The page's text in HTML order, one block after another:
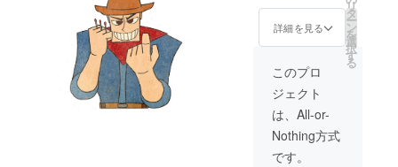
+ 税280
円 + 送
料500 =
3580円
※表記価
格には
送料、
梱包
費、消
費税が
D
RUSH
』150箱
一般販
売価格
2800円
+ 税280
円 =
3080円
× 150個
詳細を見る
リ
タ
ー
ン
を
選
択
す
る
このプロ
ジェクト
は、All-or-
Nothing方式
です。